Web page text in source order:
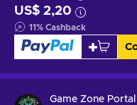
US$ 2,20
11% Cashback
Game Zone Portal